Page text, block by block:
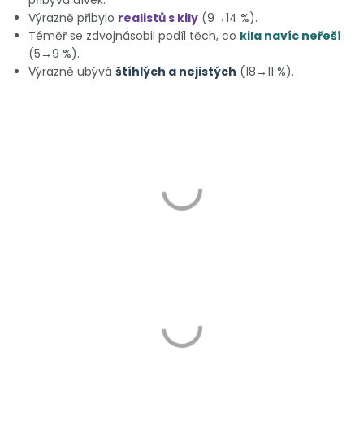
Výrazně přibylo realistů s kily (9→14 %).
Téměř se zdvojnásobil podíl těch, co kila navíc neřeší
(5→9 %).
Výrazně ubývá štíhlých a nejistých (18→11 %).